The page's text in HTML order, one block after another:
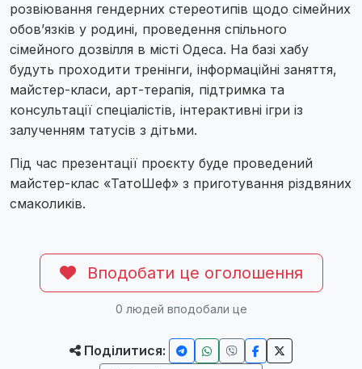
розвіювання гендерних стереотипів щодо сімейних
обов’язків у родині, проведення спільного
сімейного дозвілля в місті Одеса. На базі хабу
будуть проходити тренінги, інформаційні заняття,
майстер-класи, арт-терапія, підтримка та
консультації спеціалістів, інтерактивні ігри із
залученням татусів з дітьми.
Під час презентації проєкту буде проведений
майстер-клас «ТатоШеф» з приготування різдвяних
смаколиків.
Вподобати це оголошення
0 людей вподобали це
Поділитися: